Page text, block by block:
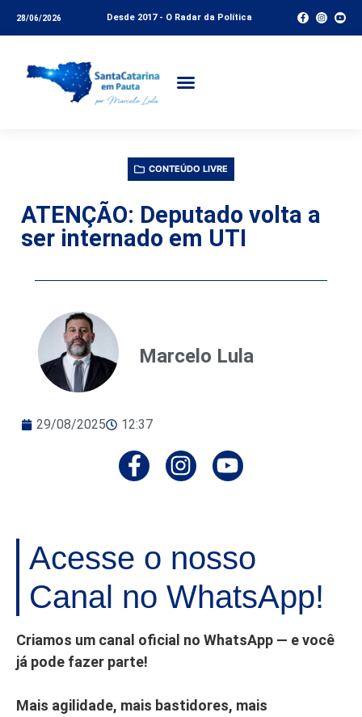
28/06/2026 Desde 2017 - O Radar da Política
CONTEÚDO LIVRE
ATENÇÃO: Deputado volta a
ser internado em UTI
Marcelo Lula
29/08/2025 12:37
Acesse o nosso
Canal no WhatsApp!
Criamos um canal oficial no WhatsApp — e você
já pode fazer parte!
Mais agilidade, mais bastidores, mais